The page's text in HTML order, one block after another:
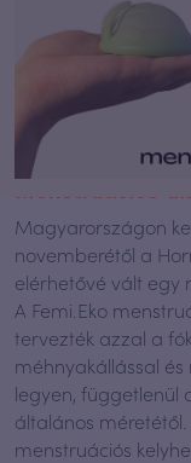
Menstruációs
Magyarországon
novemberétől a
elérhetővé vált egy
A Femi.Eko
tervezték azzal a
méhnyakállással
legyen, függetlenül
általános
menstruációs